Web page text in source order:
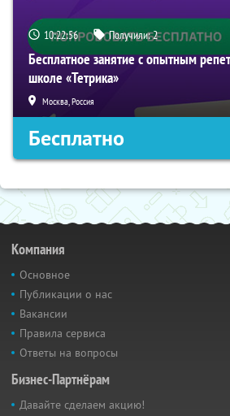
10:22:55 Получили:2
Бесплатное занятие с опытным
школе «Тетрика»
Москва, Россия
Бесплатно
Компания
Основное
Публикации о нас
Вакансии
Правила сервиса
Ответы на вопросы
Бизнес-Партнёрам
Давайте сделаем акцию!